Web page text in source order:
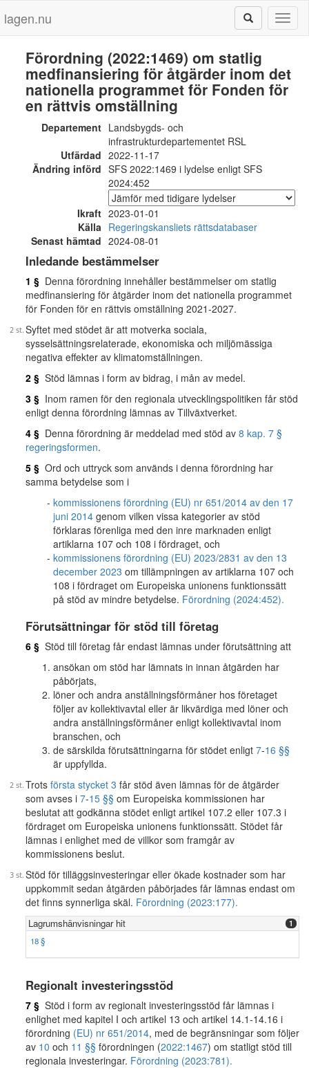
lagen.nu
Förordning (2022:1469) om statlig
medfinansiering för åtgärder inom det
nationella programmet för Fonden för
en rättvis omställning
Departement Landsbygds- och
infrastrukturdepartementet RSL
Utfärdad 2022-11-17
Ändring införd SFS 2022:1469 i lydelse enligt SFS
2024:452
Ikraft 2023-01-01
Källa Regeringskansliets rättsdatabaser
Senast hämtad 2024-08-01
Inledande bestämmelser
1 § Denna förordning innehåller bestämmelser om statlig
medfinansiering för åtgärder inom det nationella programmet
för Fonden för en rättvis omställning 2021-2027.
Syftet med stödet är att motverka sociala,
sysselsättningsrelaterade, ekonomiska och miljömässiga
negativa effekter av klimatomställningen.
2 § Stöd lämnas i form av bidrag, i mån av medel.
3 § Inom ramen för den regionala utvecklingspolitiken får stöd
enligt denna förordning lämnas av Tillväxtverket.
4 § Denna förordning är meddelad med stöd av 8 kap. 7 §
regeringsformen.
5 § Ord och uttryck som används i denna förordning har
samma betydelse som i
kommissionens förordning (EU) nr 651/2014 av den 17
juni 2014 genom vilken vissa kategorier av stöd
förklaras förenliga med den inre marknaden enligt
artiklarna 107 och 108 i fördraget, och
kommissionens förordning (EU) 2023/2831 av den 13
december 2023 om tillämpningen av artiklarna 107 och
108 i fördraget om Europeiska unionens funktionssätt
på stöd av mindre betydelse. Förordning (2024:452).
Förutsättningar för stöd till företag
6 § Stöd till företag får endast lämnas under förutsättning att
ansökan om stöd har lämnats in innan åtgärden har
påbörjats,
löner och andra anställningsförmåner hos företaget
följer av kollektivavtal eller är likvärdiga med löner och
andra anställningsförmåner enligt kollektivavtal inom
branschen, och
de särskilda förutsättningarna för stödet enligt 7-16 §§
är uppfyllda.
Trots första stycket 3 får stöd även lämnas för de åtgärder
som avses i 7-15 §§ om Europeiska kommissionen har
beslutat att godkänna stödet enligt artikel 107.2 eller 107.3 i
fördraget om Europeiska unionens funktionssätt. Stödet får
lämnas i enlighet med de villkor som framgår av
kommissionens beslut.
Stöd för tilläggsinvesteringar eller ökade kostnader som har
uppkommit sedan åtgärden påbörjades får lämnas endast om
det finns synnerliga skäl. Förordning (2023:177).
Lagrumshänvisningar hit 1
18 §
Regionalt investeringsstöd
7 § Stöd i form av regionalt investeringsstöd får lämnas i
enlighet med kapitel I och artikel 13 och artikel 14.1-14.16 i
förordning (EU) nr 651/2014, med de begränsningar som följer
av 10 och 11 §§ förordningen (2022:1467) om statligt stöd till
regionala investeringar. Förordning (2023:781).